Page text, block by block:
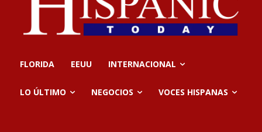
FLORIDA EEUU INTERNACIONAL
LO ÚLTIMO NEGOCIOS VOCES HISPANAS